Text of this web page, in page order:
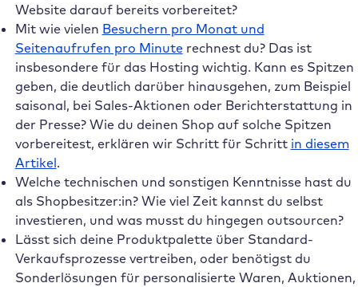
Website darauf bereits vorbereitet?
Mit wie vielen Besuchern pro Monat und
Seitenaufrufen pro Minuterechnest du? Das ist
insbesondere für das Hosting wichtig. Kann es Spitzen
geben, die deutlich darüber hinausgehen, zum Beispiel
saisonal, bei Sales-Aktionen oder Berichterstattung in
der Presse? Wie du deinen Shop auf solche Spitzen
vorbereitest, erklären wir Schritt für Schritt in diesem
Artikel.
Welche technischen und sonstigen Kenntnisse hast du
als Shopbesitzer:in? Wie viel Zeit kannst du selbst
investieren, und was musst du hingegen outsourcen?
Lässt sich deine Produktpalette über Standard-
Verkaufsprozesse vertreiben, oder benötigst du
Sonderlösungen für personalisierte Waren, Auktionen,